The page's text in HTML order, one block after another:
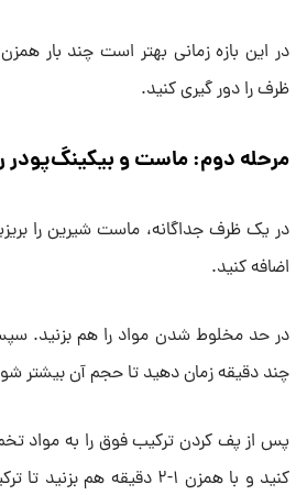
در این بازه زمانی بهتر است چند بار
ظرف را دور گیری کنید.
مرحله دوم: ماست و بیکینگ‌پودر
در یک ظرف جداگانه، ماست شیرین را
اضافه کنید.
در حد مخلوط شدن مواد را هم بزنید. سپس
چند دقیقه زمان دهید تا حجم آن بیشتر
پس از پف کردن ترکیب فوق را به مواد
کنید و با همزن ۱-۲ دقیقه هم